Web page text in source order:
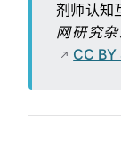
剂师认知
网研究
CC